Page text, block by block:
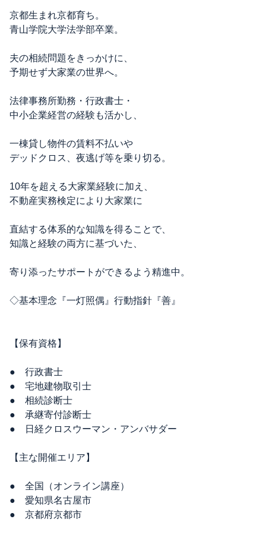
京都生まれ京都育ち。
青山学院大学法学部卒業。
夫の相続問題をきっかけに、
予期せず大家業の世界へ。
法律事務所勤務・行政書士・
中小企業経営の経験も活かし、
一棟貸し物件の賃料不払いや
デッドクロス、夜逃げ等を乗り切る。
10年を超える大家業経験に加え、
不動産実務検定により大家業に
直結する体系的な知識を得ることで、
知識と経験の両方に基づいた、
寄り添ったサポートができるよう精進中。
◇基本理念『一灯照偶』行動指針『善』
【保有資格】
● 行政書士
● 宅地建物取引士
● 相続診断士
● 承継寄付診断士
● 日経クロスウーマン・アンバサダー
【主な開催エリア】
● 全国（オンライン講座）
● 愛知県名古屋市
● 京都府京都市